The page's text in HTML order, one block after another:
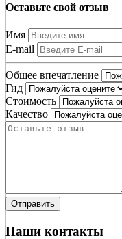
Оставьте свой отзыв
Имя
E-mail
Общее впечатление
Гид
Стоимость
Качество
Наши контакты